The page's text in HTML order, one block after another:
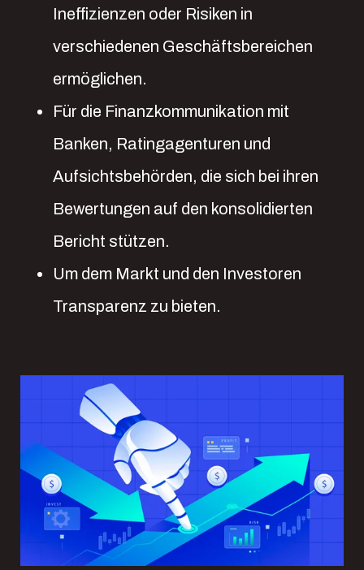
Ineffizienzen oder Risiken in
verschiedenen Geschäftsbereichen
ermöglichen.
Für die Finanzkommunikation mit
Banken, Ratingagenturen und
Aufsichtsbehörden, die sich bei ihren
Bewertungen auf den konsolidierten
Bericht stützen.
Um dem Markt und den Investoren
Transparenz zu bieten.